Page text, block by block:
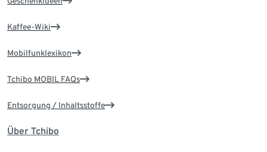
Kaffee-Wiki
Mobilfunklexikon
Tchibo MOBIL FAQs
Entsorgung / Inhaltsstoffe
Über Tchibo